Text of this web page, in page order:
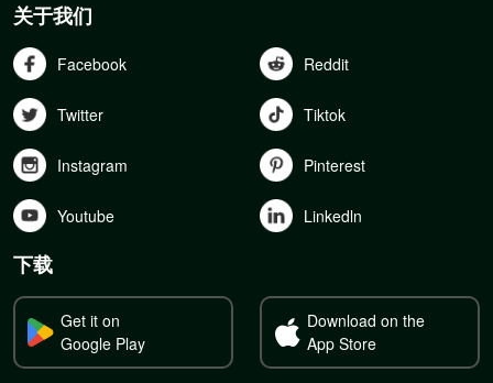
关于我们
Facebook Reddit
Twitter Tiktok
Instagram Pinterest
Youtube Linkedln
下载
Get it on
Google Play
Download on the
App Store